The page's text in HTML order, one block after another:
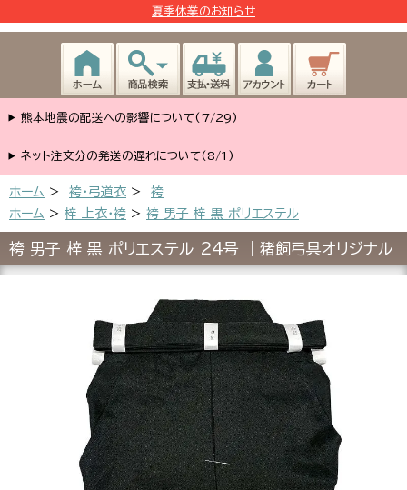
夏季休業のお知らせ
熊本地震の配送への影響について(7/29)
ネット注文分の発送の遅れについて(8/1)
ホーム > 袴・弓道衣 >
袴
ホーム > 梓 上衣･袴 > 袴 男子 梓 黒 ポリエステル
袴 男子 梓 黒 ポリエステル 24号 ｜猪飼弓具オリジナル